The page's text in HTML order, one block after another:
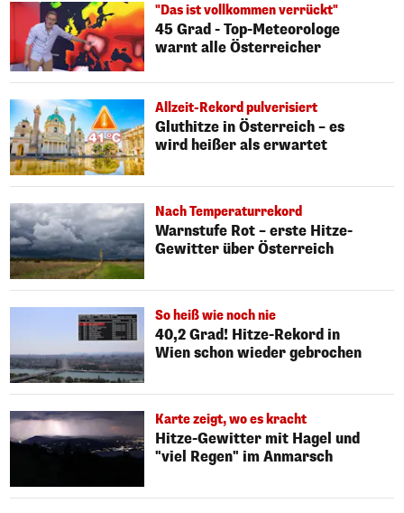
"Das ist vollkommen verrückt"
45 Grad - Top-Meteorologe
warnt alle Österreicher
Allzeit-Rekord pulverisiert
Gluthitze in Österreich – es
wird heißer als erwartet
Nach Temperaturrekord
Warnstufe Rot – erste Hitze-
Gewitter über Österreich
So heiß wie noch nie
40,2 Grad! Hitze-Rekord in
Wien schon wieder gebrochen
Karte zeigt, wo es kracht
Hitze-Gewitter mit Hagel und
"viel Regen" im Anmarsch